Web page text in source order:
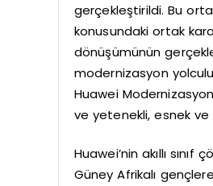
gerçekleştirildi. Bu
konusundaki ortak
dönüşümünün
modernizasyon
Huawei
ve yetenekli, esnek ve
Huawei’nin akıllı
Güney Afrikalı